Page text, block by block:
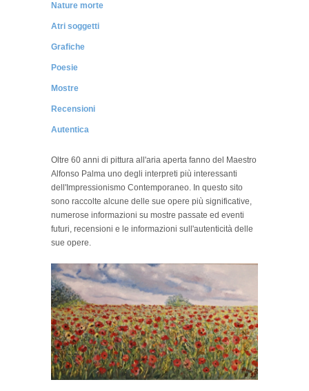
Nature morte
Atri soggetti
Grafiche
Poesie
Mostre
Recensioni
Autentica
Oltre 60 anni di pittura all'aria aperta fanno del Maestro
Alfonso Palma uno degli interpreti più interessanti
dell'Impressionismo Contemporaneo. In questo sito
sono raccolte alcune delle sue opere più significative,
numerose informazioni su mostre passate ed eventi
futuri, recensioni e le informazioni sull'autenticità delle
sue opere.